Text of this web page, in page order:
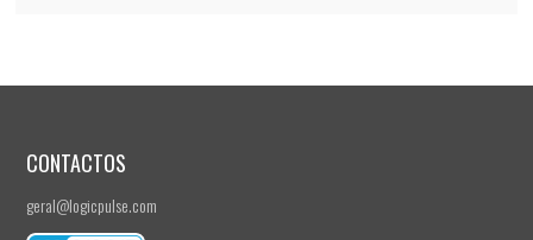
CONTACTOS
geral@logicpulse.com